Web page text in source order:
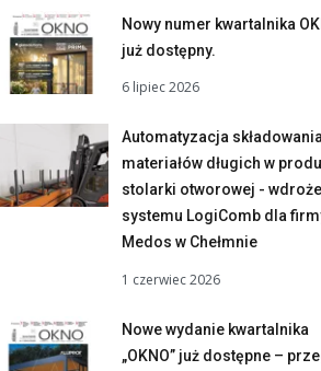
Nowy numer kwartalnika
już dostępny.
6 lipiec 2026
Automatyzacja składowania
materiałów długich w
stolarki otworowej -
systemu LogiComb dla
Medos w Chełmnie
1 czerwiec 2026
Nowe wydanie kwartalnika
„OKNO” już dostępne –